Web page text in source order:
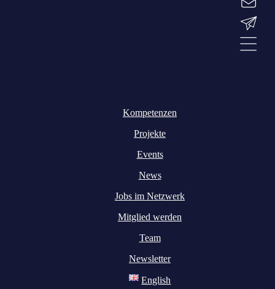
Kompetenzen
Projekte
Events
News
Jobs im Netzwerk
Mitglied werden
Team
Newsletter
English